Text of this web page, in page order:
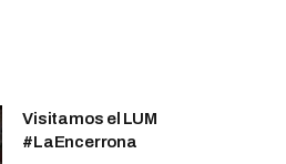
Visitamos el LUM
#LaEncerrona